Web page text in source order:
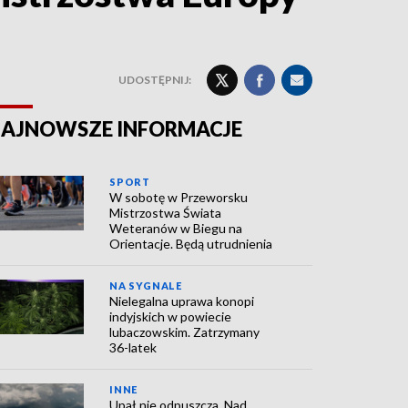
UDOSTĘPNIJ:
INFORMACJE
SPORT
W sobotę w Przeworsku
Mistrzostwa Świata
Weteranów w Biegu na
Orientacje. Będą utrudnienia
NA SYGNALE
Nielegalna uprawa konopi
indyjskich w powiecie
lubaczowskim. Zatrzymany
36-latek
INNE
Upał nie odpuszcza. Nad